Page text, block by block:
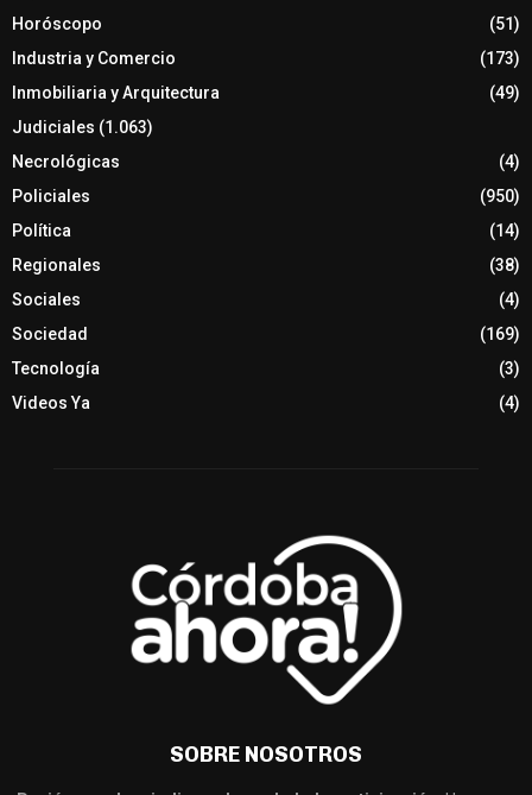
Horóscopo
(51)
Industria y Comercio
(173)
Inmobiliaria y Arquitectura
(49)
Judiciales (1.063)
Necrológicas
(4)
Policiales
(950)
Política
(14)
Regionales
(38)
Sociales
(4)
Sociedad
(169)
Tecnología
(3)
Videos Ya
(4)
SOBRE NOSOTROS